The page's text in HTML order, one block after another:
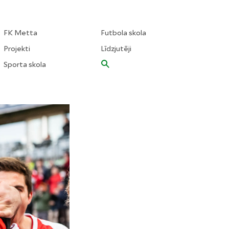
FK Metta
Projekti
Sporta skola
Futbola skola
Līdzjutēji